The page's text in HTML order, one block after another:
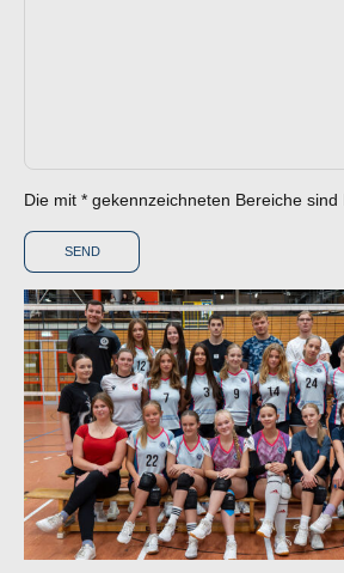
Die mit * gekennzeichneten Bereiche sind